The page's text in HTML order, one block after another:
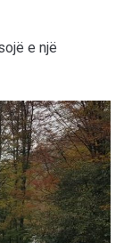
e një